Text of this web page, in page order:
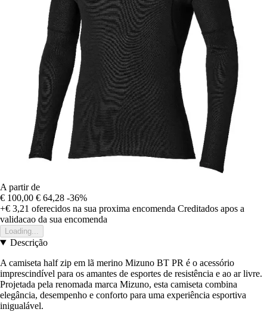
A partir de
€ 100,00 € 64,28 -36%
+€ 3,21 oferecidos na sua proxima encomenda Creditados apos a
validacao da sua encomenda
Loading...
Descrição
A camiseta half zip em lã merino Mizuno BT PR é o acessório
imprescindível para os amantes de esportes de resistência e ao ar livre.
Projetada pela renomada marca Mizuno, esta camiseta combina
elegância, desempenho e conforto para uma experiência esportiva
inigualável.